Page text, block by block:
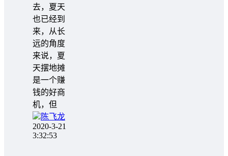
去，夏天
也已经到
来，从长
远的角度
来说，夏
天摆地摊
是一个赚
钱的好商
机，但
陈飞龙
2020-3-21
3:32:53